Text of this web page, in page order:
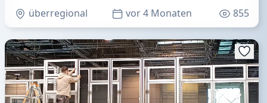
überregional
vor 4 Monaten 855